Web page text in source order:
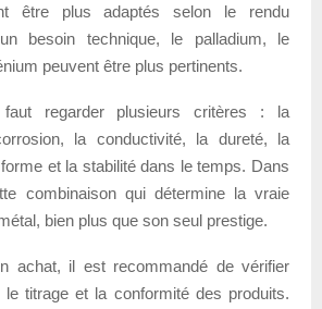
être plus adaptés selon le rendu
besoin technique, le palladium, le
peuvent être plus pertinents.
faut regarder plusieurs critères : la
la conductivité, la dureté, la
et la stabilité dans le temps. Dans
combinaison qui détermine la vraie
bien plus que son seul prestige.
achat, il est recommandé de vérifier
le titrage et la conformité des produits.